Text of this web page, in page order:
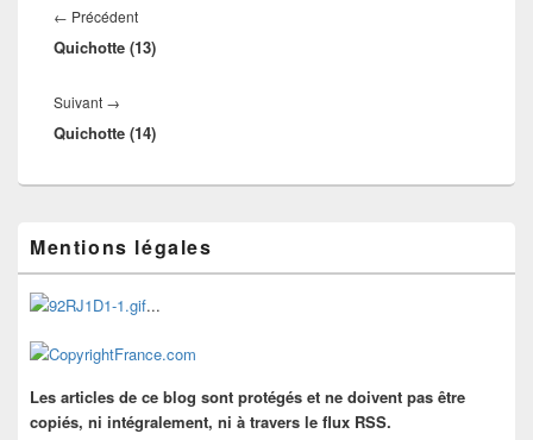
de
l’article
← PrécédentArticle
précédent :
Quichotte (13)
Suivant →
suivant :
Quichotte (14)
principale
de
widget
pour
barre
Mentions légales
...
Les articles de ce blog sont protégés et ne doivent pas être
copiés, ni intégralement, ni à travers le flux RSS.